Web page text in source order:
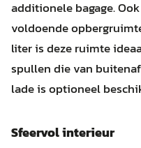
additionele bagage.
voldoende
liter is deze ruimte
spullen die van
lade is optioneel
Sfeervol interieur